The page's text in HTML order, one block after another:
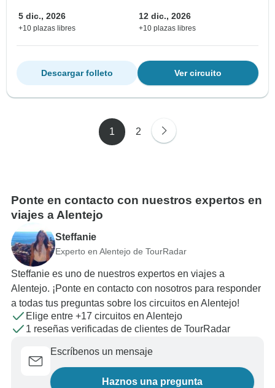
5 dic., 2026
+10 plazas libres
12 dic., 2026
+10 plazas libres
Ver circuito
Descargar folleto
1 2
Ponte en contacto con nuestros expertos en
viajes a Alentejo
Steffanie
Experto en Alentejo de TourRadar
Steffanie es uno de nuestros expertos en viajes a
Alentejo. ¡Ponte en contacto con nosotros para responder
a todas tus preguntas sobre los circuitos en Alentejo!
Elige entre +17 circuitos en Alentejo
1 reseñas verificadas de clientes de TourRadar
Escríbenos un mensaje
Haznos una pregunta